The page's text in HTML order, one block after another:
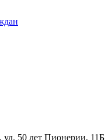
50 лет Пионерии, 11Б